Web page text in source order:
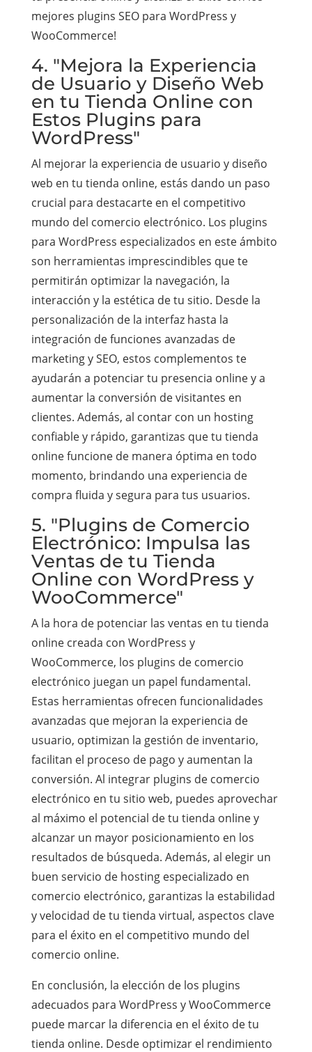
mejores plugins SEO para WordPress y
WooCommerce!
4. "Mejora la Experiencia
de Usuario y Diseño Web
en tu Tienda Online con
Estos Plugins para
WordPress"
Al mejorar la experiencia de usuario y diseño
web en tu tienda online, estás dando un paso
crucial para destacarte en el competitivo
mundo del comercio electrónico. Los plugins
para WordPress especializados en este ámbito
son herramientas imprescindibles que te
permitirán optimizar la navegación, la
interacción y la estética de tu sitio. Desde la
personalización de la interfaz hasta la
integración de funciones avanzadas de
marketing y SEO, estos complementos te
ayudarán a potenciar tu presencia online y a
aumentar la conversión de visitantes en
clientes. Además, al contar con un hosting
confiable y rápido, garantizas que tu tienda
online funcione de manera óptima en todo
momento, brindando una experiencia de
compra fluida y segura para tus usuarios.
5. "Plugins de Comercio
Electrónico: Impulsa las
Ventas de tu Tienda
Online con WordPress y
WooCommerce"
A la hora de potenciar las ventas en tu tienda
online creada con WordPress y
WooCommerce, los plugins de comercio
electrónico juegan un papel fundamental.
Estas herramientas ofrecen funcionalidades
avanzadas que mejoran la experiencia de
usuario, optimizan la gestión de inventario,
facilitan el proceso de pago y aumentan la
conversión. Al integrar plugins de comercio
electrónico en tu sitio web, puedes aprovechar
al máximo el potencial de tu tienda online y
alcanzar un mayor posicionamiento en los
resultados de búsqueda. Además, al elegir un
buen servicio de hosting especializado en
comercio electrónico, garantizas la estabilidad
y velocidad de tu tienda virtual, aspectos clave
para el éxito en el competitivo mundo del
comercio online.
En conclusión, la elección de los plugins
adecuados para WordPress y WooCommerce
puede marcar la diferencia en el éxito de tu
tienda online. Desde optimizar el rendimiento